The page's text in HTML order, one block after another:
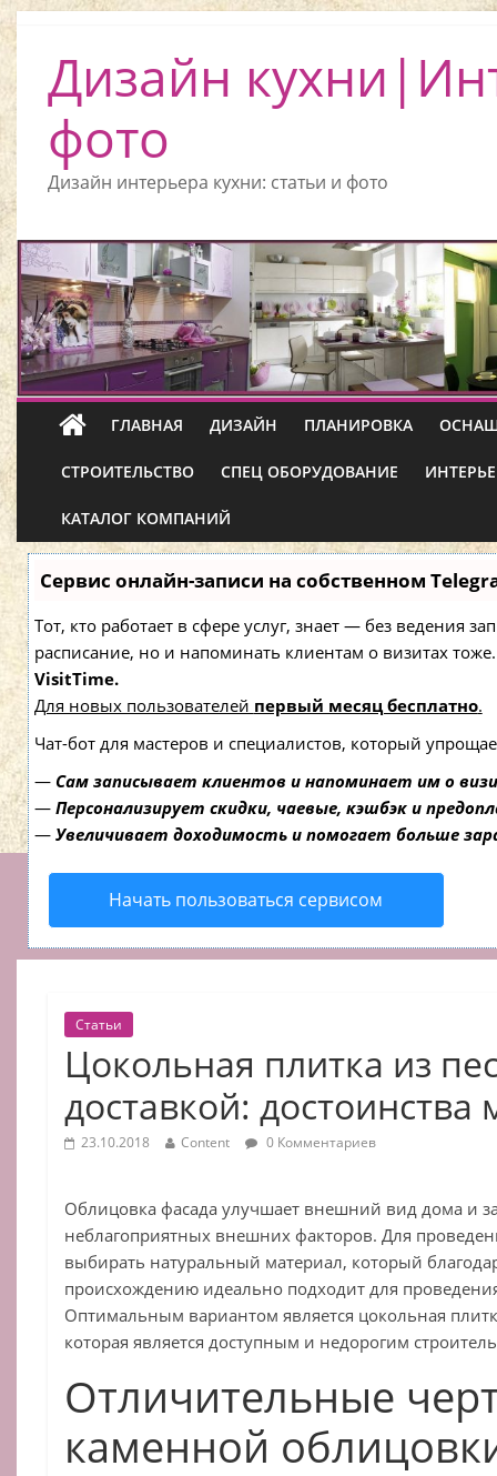
Дизайн
фото
Дизайн интерьера кухни: статьи и фото
ГЛАВНАЯ ДИЗАЙН ПЛАНИРОВКА
СТРОИТЕЛЬСТВО СПЕЦ ОБОРУДОВАНИЕ
КАТАЛОГ КОМПАНИЙ
Сервис онлайн-записи на собственном
Тот, кто работает в сфере услуг, знает — без ведения
расписание, но и напоминать клиентам о визитах
VisitTime.
Для новых пользователей первый месяц бесплатно.
Чат-бот для мастеров и специалистов, который
— Сам записывает клиентов и напоминает им о
— Персонализирует скидки, чаевые, кэшбэк и
— Увеличивает доходимость и помогает больше
Начать пользоваться сервисом
Статьи
Цокольная плитка из
доставкой: достоинства
23.10.2018 Content 0 Комментариев
Облицовка фасада улучшает внешний вид дома и
неблагоприятных внешних факторов. Для
выбирать натуральный материал, который
происхождению идеально подходит для
Оптимальным вариантом является цокольная
которая является доступным и недорогим
Отличительные
каменной